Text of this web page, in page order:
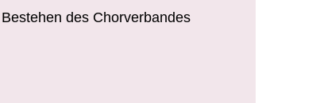
des Chorverbandes